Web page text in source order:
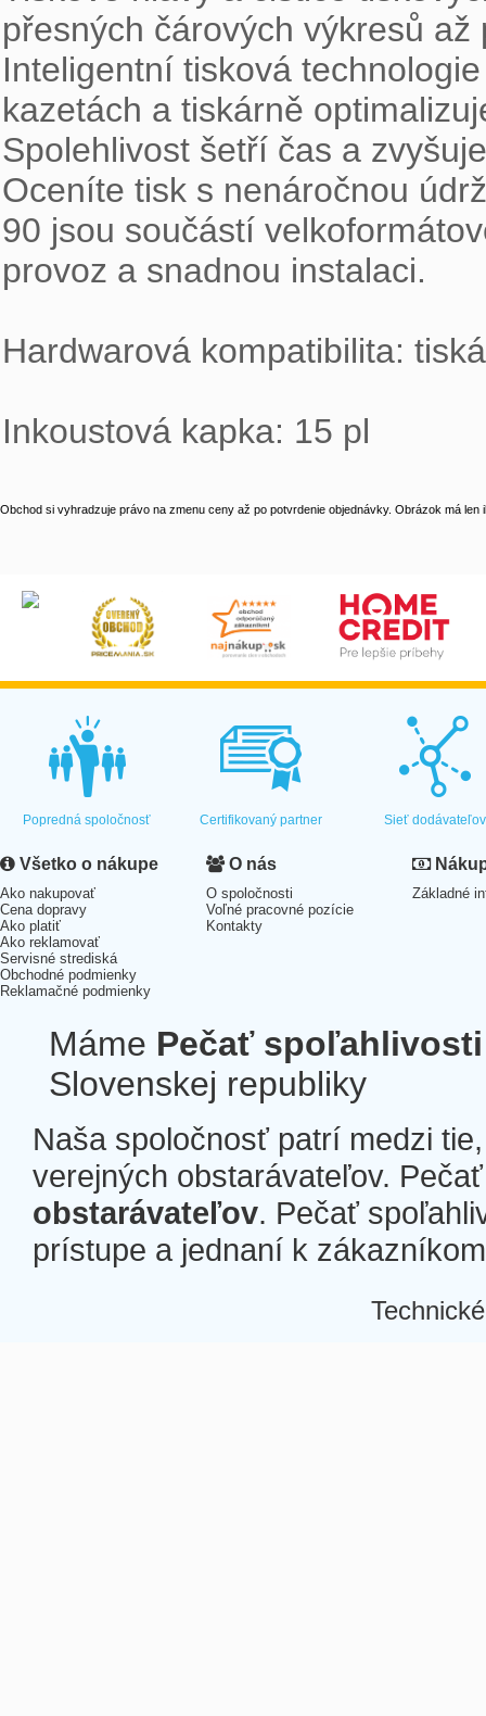
přesných čárových výkresů
Inteligentní tisková
kazetách a tiskárně
Spolehlivost šetří čas a
Oceníte tisk s nenáročnou
90 jsou součástí
provoz a snadnou instalaci.
Hardwarová kompatibilita:
Inkoustová kapka: 15 pl
Obchod si vyhradzuje právo na zmenu ceny až po potvrdenie objednávky. Obrázok má len
Popredná spoločnosť Certifikovaný partner Sieť dodávateľov
Všetko o nákupe
Ako nakupovať
Cena dopravy
Ako platiť
Ako reklamovať
Servisné strediská
Obchodné podmienky
Reklamačné podmienky
O nás
O spoločnosti
Voľné pracovné pozície
Kontakty
Základné
Máme Pečať spoľahlivosti
Slovenskej republiky
Naša spoločnosť patrí medzi
verejných obstarávateľov.
obstarávateľov. Pečať
prístupe a jednaní k